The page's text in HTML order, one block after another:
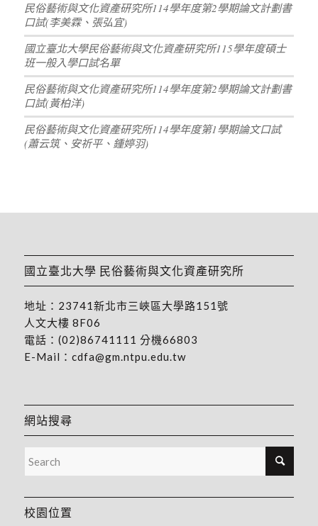
民俗藝術與文化資產研究所114學年度第2學期論文計劃書
口試(李美霖、張弘宜)
國立臺北大學民俗藝術與文化資產研究所115學年度碩士
班一般入學口試名單
民俗藝術與文化資產研究所114學年度第2學期論文計劃書
口試(黃柏洋)
民俗藝術與文化資產研究所114學年度第1學期論文口試
(蕭云筑、安祈平、鍾婷羽)
國立臺北大學 民俗藝術與文化資產研究所
地址： 23741新北市三峽區大學路151號
人文大樓 8F06
電話： (02)86741111 分機66803
E-Mail： cdfa@gm.ntpu.edu.tw
網站搜尋
校園位置